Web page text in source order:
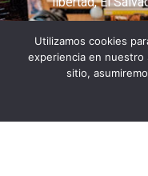
Somos consultores
humanos. Nuestro
organizaciones a
Utilizamos cookies
experiencia en
sitio,